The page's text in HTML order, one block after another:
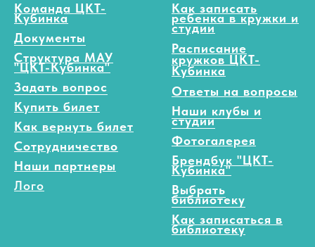
Команда ЦКТ-
Кубинка
Документы
Структура МАУ
"ЦКТ-Кубинка"
Задать вопрос
Купить билет
Как вернуть билет
Сотрудничество
Наши партнеры
Лого
Как записать
ребенка в кружки и
студии
Расписание
кружков ЦКТ-
Кубинка
Ответы на вопросы
Наши клубы и
студии
Фотогалерея
Брендбук "ЦКТ-
Кубинка"
Выбрать
библиотеку
Как записаться в
библиотеку